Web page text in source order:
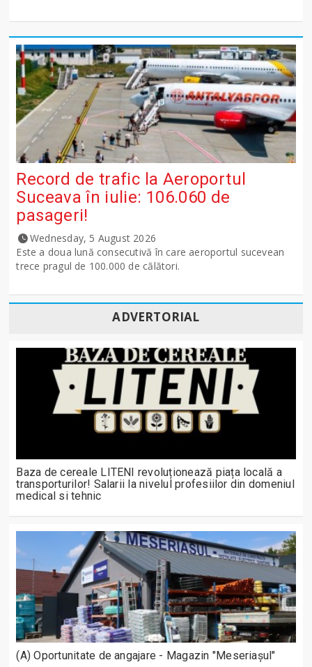
Record de trafic la Aeroportul
Suceava în iulie: 106.060 de
pasageri!
Wednesday, 5 August 2026
Este a doua lună consecutivă în care aeroportul sucevean
trece pragul de 100.000 de călători.
ADVERTORIAL
Baza de cereale LITENI revoluționează piața locală a
transporturilor! Salarii la nivelul profesiilor din domeniul
medical si tehnic
(A) Oportunitate de angajare - Magazin "Meseriașul"